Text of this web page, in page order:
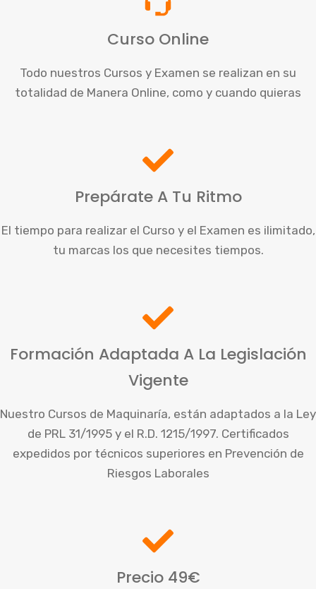
Curso Online
Todo nuestros Cursos y Examen se realizan en su
totalidad de Manera Online, como y cuando quieras
Prepárate A Tu Ritmo
El tiempo para realizar el Curso y el Examen es ilimitado,
tu marcas los que necesites tiempos.
Formación Adaptada A La Legislación
Vigente
Nuestro Cursos de Maquinaría, están adaptados a la Ley
de PRL 31/1995 y el R.D. 1215/1997. Certificados
expedidos por técnicos superiores en Prevención de
Riesgos Laborales
Precio 49€